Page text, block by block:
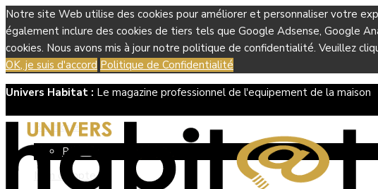
Notre site Web utilise des cookies pour améliorer et personnaliser votre
également inclure des cookies de tiers tels que Google Adsense, Google
cookies. Nous avons mis à jour notre politique de confidentialité. Veuillez
OK, je suis d'accord Politique de Confidentialité
Univers Habitat : Le magazine professionnel de l'equipement de la maison
Boutique
Panier
Mon compte